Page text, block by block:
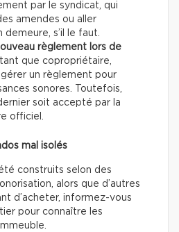
par le syndicat, qui
amendes ou aller
demeure, s’il le faut.
règlement lors de
que copropriétaire,
un règlement pour
sonores. Toutefois,
soit accepté par la
officiel.
mal isolés
construits selon des
alors que d’autres
d’acheter, informez-vous
pour connaître les